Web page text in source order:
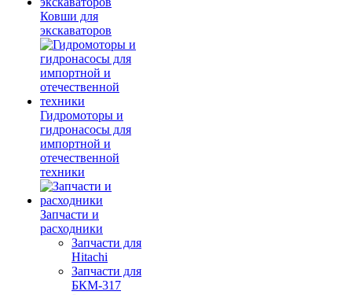
Ковши для
экскаваторов
Гидромоторы и
гидронасосы для
импортной и
отечественной
техники
Запчасти и
расходники
Запчасти для
Hitachi
Запчасти для
БКМ-317